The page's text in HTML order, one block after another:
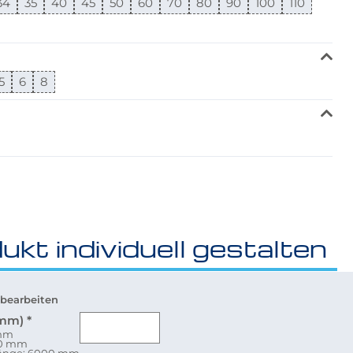
6 8
individuell gestalten
*
mm